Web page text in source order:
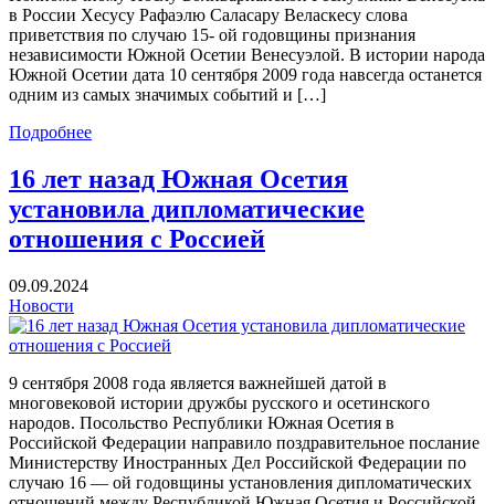
в России Хесусу Рафаэлю Саласару Веласкесу слова
приветствия по случаю 15- ой годовщины признания
независимости Южной Осетии Венесуэлой. В истории народа
Южной Осетии дата 10 сентября 2009 года навсегда останется
одним из самых значимых событий и […]
Подробнее
16 лет назад Южная Осетия
установила дипломатические
отношения с Россией
09.09.2024
Новости
9 сентября 2008 года является важнейшей датой в
многовековой истории дружбы русского и осетинского
народов. Посольство Республики Южная Осетия в
Российской Федерации направило поздравительное послание
Министерству Иностранных Дел Российской Федерации по
случаю 16 — ой годовщины установления дипломатических